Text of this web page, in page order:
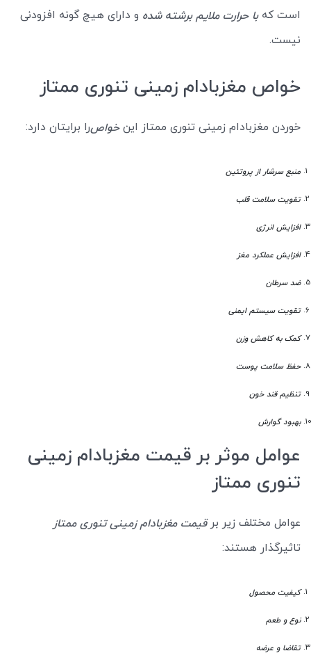
است کهبا حرارت ملایم برشته شده و دارای هیچ گونه افزودنی
نیست.
خواص مغزبادام زمینی تنوری ممتاز
خوردن مغزبادام زمینی تنوری ممتاز اینخواصرا برایتان دارد:
منبع سرشار از پروتئین
تقویت سلامت قلب
افزایش انرژی
افزایش عملکرد مغز
ضد سرطان
تقویت سیستم ایمنی
کمک به کاهش وزن
حفظ سلامت پوست
تنظیم قند خون
بهبود گوارش
عوامل موثر بر قیمت مغزبادام زمینی
تنوری ممتاز
عوامل مختلف زیر برقیمت مغزبادام زمینی تنوری ممتاز
تاثیرگذار هستند:
کیفیت محصول
نوع و طعم
تقاضا و عرضه